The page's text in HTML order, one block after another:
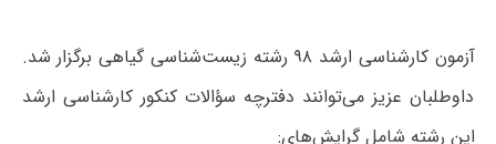
آزمون کارشناسی ارشد ۹۸ رشته زیست‌شناسی گیاهی برگزار شد.
داوطلبان عزیز می‌توانند دفترچه سؤالات کنکور کارشناسی ارشد
این رشته شامل گرایش‌های: